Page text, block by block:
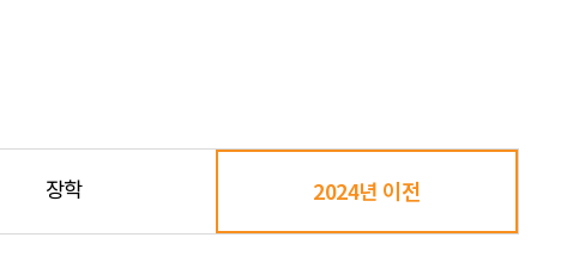
장학 2024년 이전